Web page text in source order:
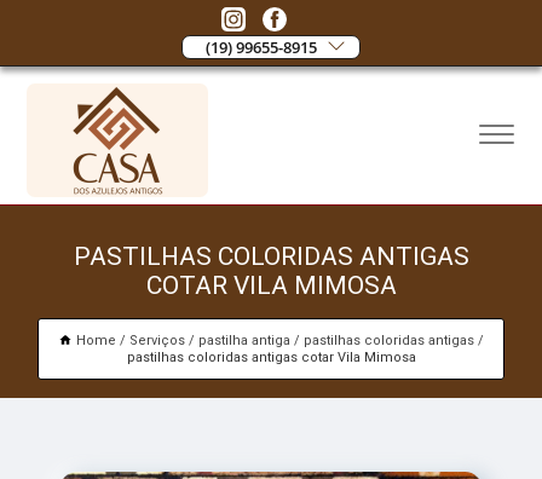
(19) 99655-8915
PASTILHAS COLORIDAS ANTIGAS
COTAR VILA MIMOSA
Home Serviços pastilha antiga
pastilhas coloridas antigas
pastilhas coloridas antigas cotar Vila Mimosa